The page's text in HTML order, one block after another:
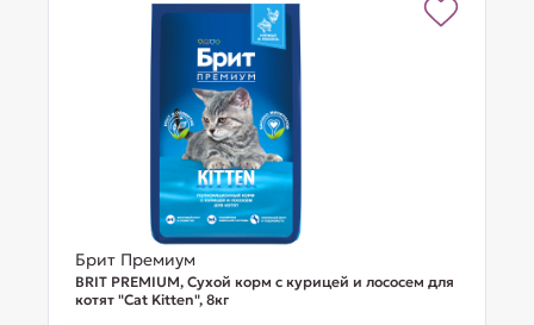
Брит Премиум
BRIT PREMIUM, Сухой корм с курицей и лососем для
котят "Cat Kitten", 8кг